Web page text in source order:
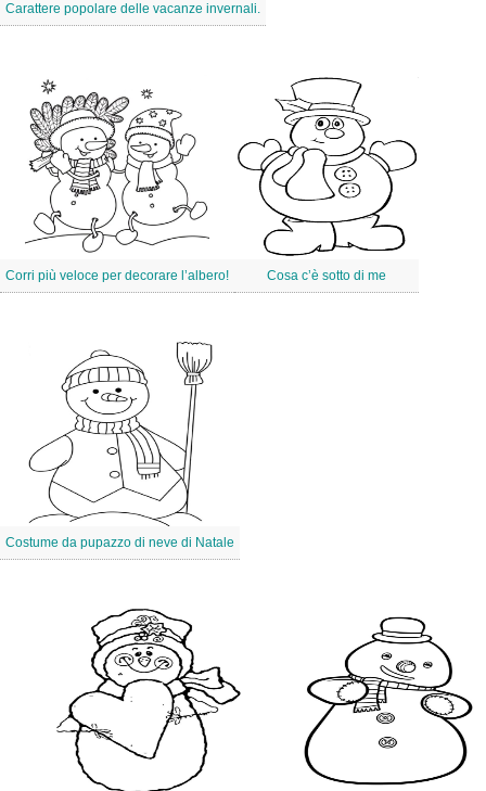
Carattere popolare delle vacanze invernali.
Corri più veloce per decorare l’albero! Cosa c’è sotto di me
Costume da pupazzo di neve di Natale